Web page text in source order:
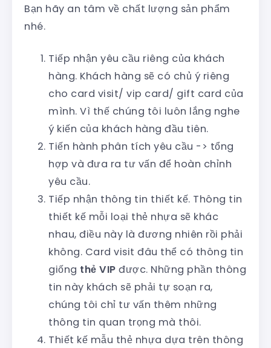
Bạn hãy an tâm về chất lượng sản phẩm
nhé.
Tiếp nhận yêu cầu riêng của khách
hàng. Khách hàng sẽ có chủ ý riêng
cho card visit/ vip card/ gift card của
mình. Vì thế chúng tôi luôn lắng nghe
ý kiến của khách hàng đầu tiên.
Tiến hành phân tích yêu cầu -> tổng
hợp và đưa ra tư vấn để hoàn chỉnh
yêu cầu.
Tiếp nhận thông tin thiết kế. Thông tin
thiết kế mỗi loại thẻ nhựa sẽ khác
nhau, điều này là đương nhiên rồi phải
không. Card visit đâu thể có thông tin
giống thẻ VIP được. Những phần thông
tin này khách sẽ phải tự soạn ra,
chúng tôi chỉ tư vấn thêm những
thông tin quan trọng mà thôi.
Thiết kế mẫu thẻ nhựa dựa trên thông